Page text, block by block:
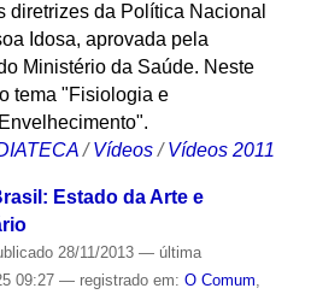
diretrizes da Política Nacional
Idosa, aprovada pela
Ministério da Saúde. Neste
tema "Fisiologia e
/Vídeos /Vídeos 2011
Estado da Arte e
28/11/2013 — última
09:27 — registrado em: O Comum